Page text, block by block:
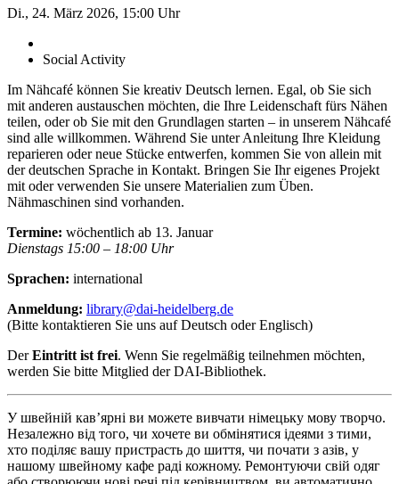
Di., 24. März 2026, 15:00 Uhr
Social Activity
Im Nähcafé können Sie kreativ Deutsch lernen. Egal, ob Sie sich
mit anderen austauschen möchten, die Ihre Leidenschaft fürs Nähen
teilen, oder ob Sie mit den Grundlagen starten – in unserem Nähcafé
sind alle willkommen. Während Sie unter Anleitung Ihre Kleidung
reparieren oder neue Stücke entwerfen, kommen Sie von allein mit
der deutschen Sprache in Kontakt. Bringen Sie Ihr eigenes Projekt
mit oder verwenden Sie unsere ­Materialien zum Üben.
Nähmaschinen sind vorhanden.
Termine: wöchentlich ab 13. Januar
Dienstags 15:00 – 18:00 Uhr
Sprachen: international
Anmeldung: library@dai-heidelberg.de
(Bitte kontaktieren Sie uns auf Deutsch oder Englisch)
DerEintritt ist frei. Wenn Sie regelmäßig teilnehmen möchten,
werden Sie bitte Mitglied der DAI-Bibliothek.
У швейній кав’ярні ви можете вивчати німецьку мову творчо.
Незалежно від того, чи хочете ви обмінятися ідеями з тими,
хто поділяє вашу пристрасть до шиття, чи почати з азів, у
нашому швейному кафе раді кожному. Ремонтуючи свій одяг